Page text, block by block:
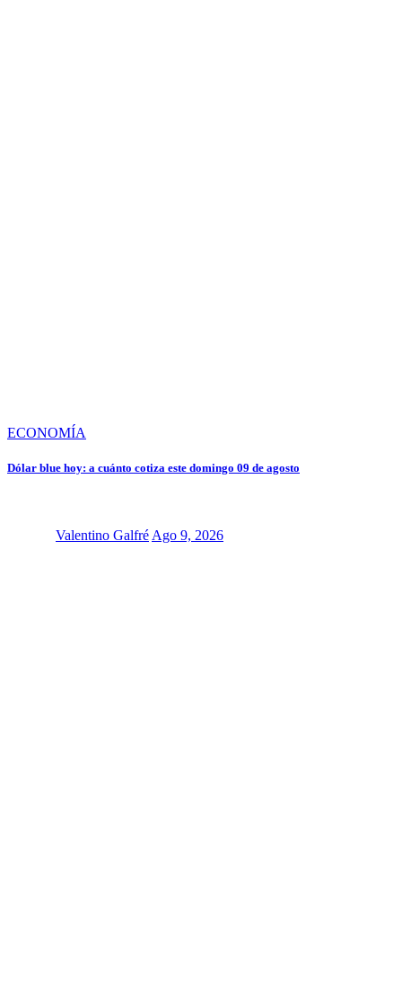
ECONOMÍA
Dólar blue hoy: a cuánto cotiza este domingo 09 de agosto
Valentino Galfré Ago 9, 2026